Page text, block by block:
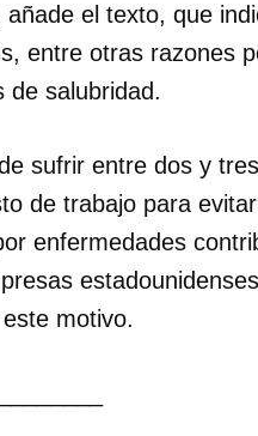
como favorito
de 14ymedio.
el texto, que
entre otras razones
de salubridad.
sufrir entre dos y
de trabajo para
enfermedades
motivo.